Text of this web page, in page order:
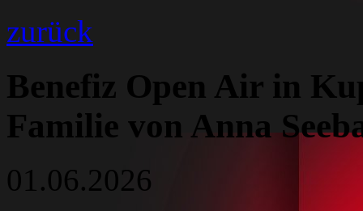
zurück
Benefiz Open Air in
Familie von Anna
01.06.2026